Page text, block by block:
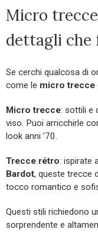
Micro
dettagli che
Se cerchi qualcosa di
come le micro trecce
Micro trecce: sottili e
viso. Puoi arricchirle
look anni ’70.
Trecce rétro: ispirate
Bardot, queste trecce
tocco romantico e
Questi stili richiedono
sorprendente e